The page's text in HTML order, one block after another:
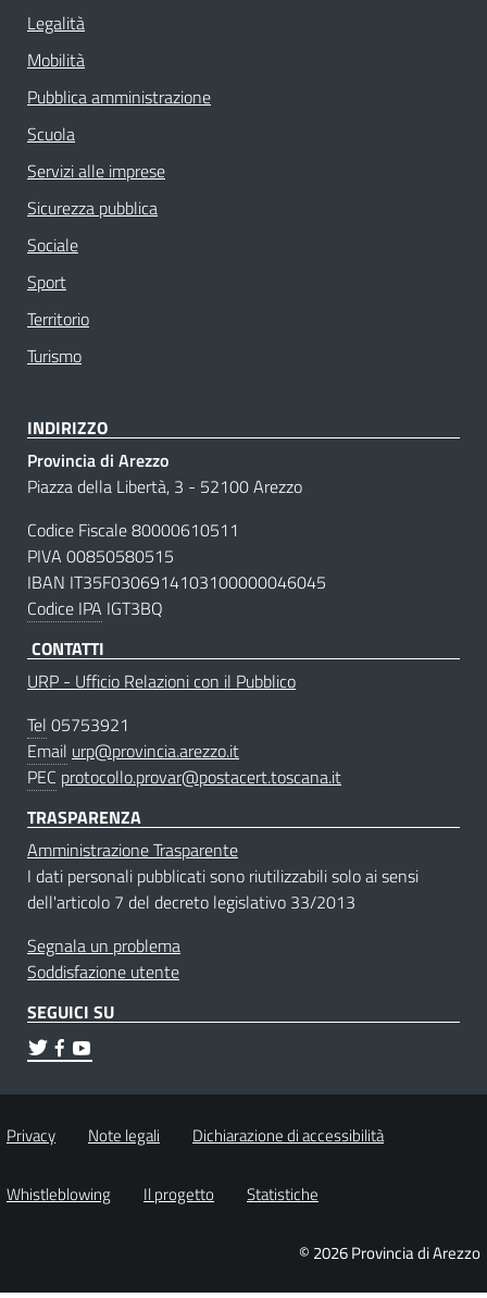
Legalità
Mobilità
Pubblica amministrazione
Scuola
Servizi alle imprese
Sicurezza pubblica
Sociale
Sport
Territorio
Turismo
INDIRIZZO
Provincia di Arezzo
Piazza della Libertà, 3 - 52100 Arezzo
Codice Fiscale 80000610511
PIVA 00850580515
IBAN IT35F0306914103100000046045
Codice IPA IGT3BQ
CONTATTI
URP - Ufficio Relazioni con il Pubblico
Tel 05753921
Email urp@provincia.arezzo.it
PEC protocollo.provar@postacert.toscana.it
TRASPARENZA
Amministrazione Trasparente
I dati personali pubblicati sono riutilizzabili solo ai sensi
dell'articolo 7 del decreto legislativo 33/2013
Segnala un problema
Soddisfazione utente
SEGUICI SU
Privacy Note legali Dichiarazione di accessibilità
Whistleblowing Il progetto Statistiche
© 2026 Provincia di Arezzo